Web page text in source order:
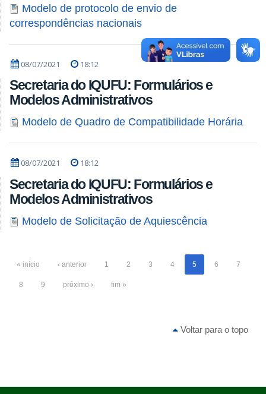
Modelo de protocolo de envio de
correspondências nacionais
08/07/2021 18:12
Secretaria do IQUFU: Formulários e
Modelos Administrativos
Modelo de Quadro de Compatibilidade Horária
08/07/2021 18:12
Secretaria do IQUFU: Formulários e
Modelos Administrativos
Modelo de Solicitação de Aquiescência
« início ‹ anterior 1 2 3 4 5 6 7
8 9 próximo › fim »
Voltar para o topo